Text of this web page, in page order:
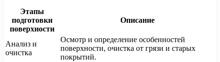
Этапы
подготовки
поверхности
Описание
Анализ и
очистка
Осмотр и определение особенностей
поверхности, очистка от грязи и старых
покрытий.